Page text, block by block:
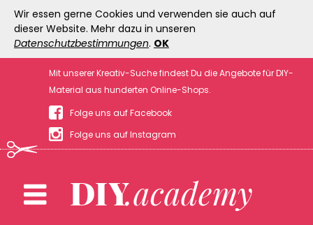
Wir essen gerne Cookies und verwenden sie auch auf
dieser Website. Mehr dazu in unseren
Datenschutzbestimmungen. OK
Mit unserer Kreativ-Suche findest Du die Angebote für DIY-
Material aus hunderten Online-Shops.
Folge uns auf Facebook
Folge uns auf Instagram